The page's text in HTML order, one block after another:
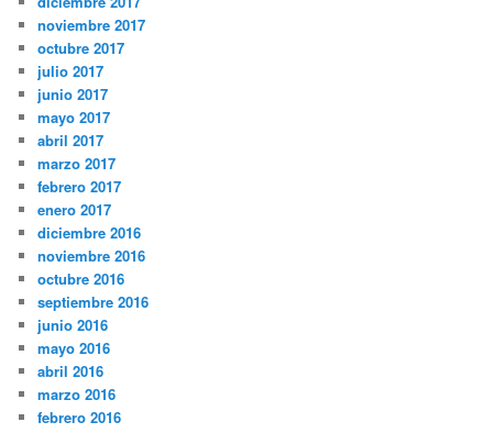
noviembre 2017
octubre 2017
julio 2017
junio 2017
mayo 2017
abril 2017
marzo 2017
febrero 2017
enero 2017
diciembre 2016
noviembre 2016
octubre 2016
septiembre 2016
junio 2016
mayo 2016
abril 2016
marzo 2016
febrero 2016